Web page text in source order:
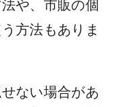
や、市販の個
方法もありま
ない場合があ